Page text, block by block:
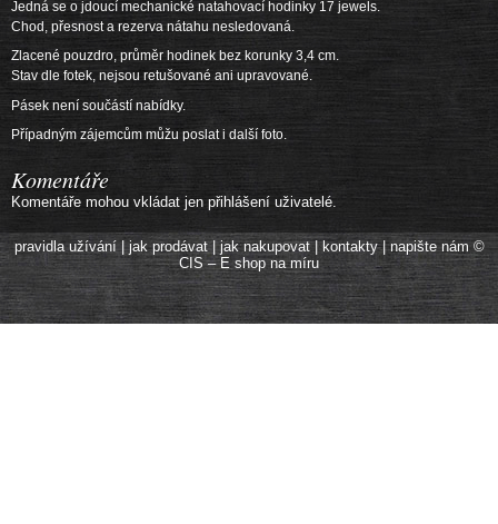
Jedná se o jdoucí mechanické natahovací hodinky 17 jewels.
Chod, přesnost a rezerva nátahu nesledovaná.
Zlacené pouzdro, průměr hodinek bez korunky 3,4 cm.
Stav dle fotek, nejsou retušované ani upravované.
Pásek není součástí nabídky.
Případným zájemcům můžu poslat i další foto.
Komentáře
Komentáře mohou vkládat jen přihlášení uživatelé.
pravidla užívání|jak prodávat| jak nakupovat| kontakty|napište nám ©
CIS – E shop na míru